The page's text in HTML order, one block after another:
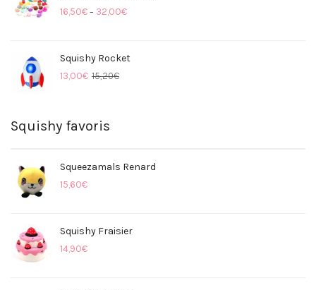
16,50€ – 32,00€
Squishy Rocket
15,20€
13,00€
Squishy favoris
Squeezamals Renard
15,60€
Squishy Fraisier
14,90€